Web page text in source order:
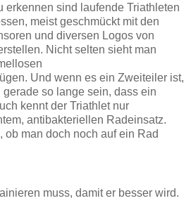
erkennen sind laufende Triathleten
meist geschmückt mit den
und diversen Logos von
Nicht selten sieht man
Und wenn es ein Zweiteiler ist,
so lange sein, dass ein
kennt der Triathlet nur
antibakteriellen Radeinsatz.
ob man doch noch auf ein Rad
muss, damit er besser wird.